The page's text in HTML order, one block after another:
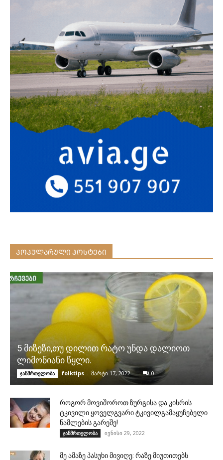
ᲞᲝᲞᲣᲚᲐᲠᲣᲚᲘ ᲞᲝᲡᲢᲔᲑᲘ
5 მიზეზი,თუ დილით რატო უნდა დალიოთ
ლიმონიანი წყლი.
ჯანმრთელობა folktips - მარტი 17, 2022 0
როგორ მოვიშოროთ ზურგისა და კისრის
ტკივილი ყოველგვარი ტკივილგამაყუჩებელი
წამლების გარეშე!
ჯანმრთელობა ივნისი 29, 2022
მე ამაზე პასუხი მივიღე: რაზე მიუთითებს